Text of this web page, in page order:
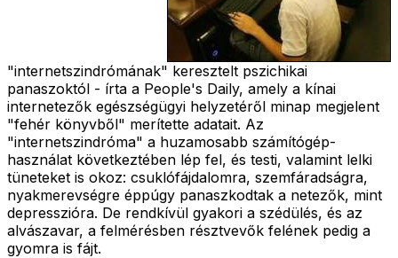
"internetszindrómának" keresztelt pszichikai
panaszoktól - írta a People's Daily, amely a kínai
internetezők egészségügyi helyzetéről minap megjelent
"fehér könyvből" merítette adatait. Az
"internetszindróma" a huzamosabb számítógép-
használat következtében lép fel, és testi, valamint lelki
tüneteket is okoz: csuklófájdalomra, szemfáradságra,
nyakmerevségre éppúgy panaszkodtak a netezők, mint
depresszióra. De rendkívül gyakori a szédülés, és az
alvászavar, a felmérésben résztvevők felének pedig a
gyomra is fájt.